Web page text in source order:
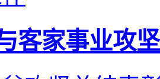
客家事业攻